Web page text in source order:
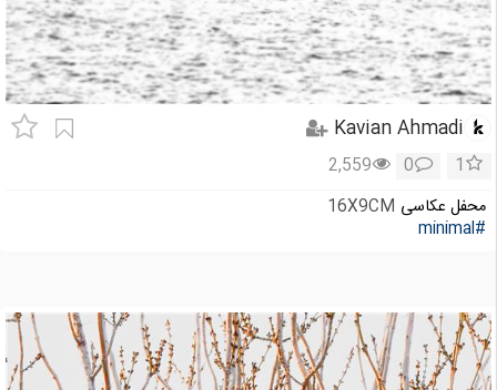
Kavian Ahmadi
1
0
2,559
محفل عکاسی 16X9CM
#minimal